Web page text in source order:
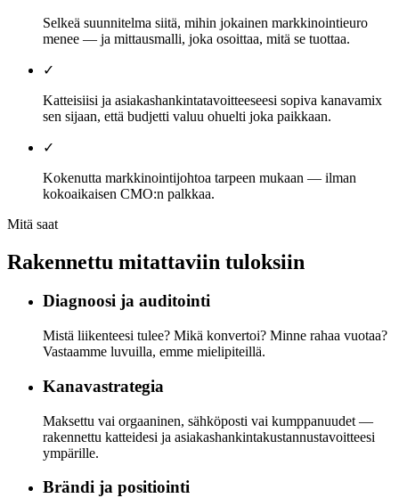
Selkeä suunnitelma siitä, mihin jokainen markkinointieuro
menee — ja mittausmalli, joka osoittaa, mitä se tuottaa.
✓
Katteisiisi ja asiakashankintatavoitteeseesi sopiva kanavamix
sen sijaan, että budjetti valuu ohuelti joka paikkaan.
✓
Kokenutta markkinointijohtoa tarpeen mukaan — ilman
kokoaikaisen CMO:n palkkaa.
Mitä saat
Rakennettu mitattaviin tuloksiin
Diagnoosi ja auditointi
Mistä liikenteesi tulee? Mikä konvertoi? Minne rahaa vuotaa?
Vastaamme luvuilla, emme mielipiteillä.
Kanavastrategia
Maksettu vai orgaaninen, sähköposti vai kumppanuudet —
rakennettu katteidesi ja asiakashankintakustannustavoitteesi
ympärille.
Brändi ja positiointi